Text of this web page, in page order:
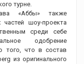
турне.
«Аббы» также
шоу-проекта
среди себе
одобрение
того, что в состав
из оригинального